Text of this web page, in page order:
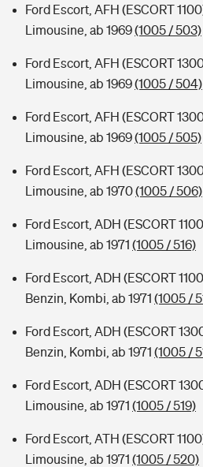
Ford Escort, AFH (ESCORT
Limousine, ab 1969(1005 / 503)
Ford Escort, AFH (ESCORT
Limousine, ab 1969(1005 / 504)
Ford Escort, AFH (ESCORT
Limousine, ab 1969(1005 / 505)
Ford Escort, AFH (ESCORT
Limousine, ab 1970(1005 / 506)
Ford Escort, ADH (ESCORT
Limousine, ab 1971 (1005 / 516)
Ford Escort, ADH (ESCORT
Benzin, Kombi, ab 1971 (1005 /
Ford Escort, ADH (ESCORT
Benzin, Kombi, ab 1971 (1005 /
Ford Escort, ADH (ESCORT
Limousine, ab 1971 (1005 / 519)
Ford Escort, ATH (ESCORT
Limousine, ab 1971 (1005 / 520)